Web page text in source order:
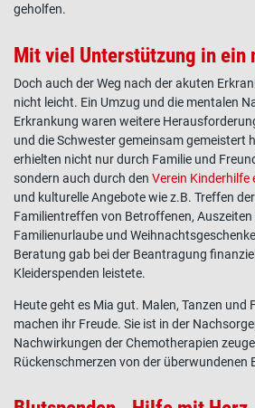
geholfen.
Mit viel Unterstützung in ein
Doch auch der Weg nach der akuten
nicht leicht. Ein Umzug und die mentalen
Erkrankung waren weitere
und die Schwester gemeinsam gemeistert
erhielten nicht nur durch Familie und
sondern auch durch den Verein Kinderhilfe
und kulturelle Angebote wie z.B. Treffen
Familientreffen von Betroffenen,
Familienurlaube und
Beratung gab bei der Beantragung
Kleiderspenden leistete.
Heute geht es Mia gut. Malen, Tanzen und
machen ihr Freude. Sie ist in der
Nachwirkungen der Chemotherapien
Rückenschmerzen von der überwundenen